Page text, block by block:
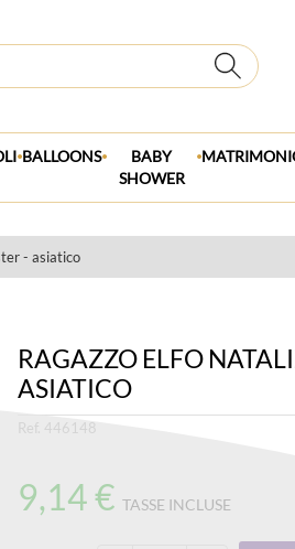
.BALLOONS.
BABY
SHOWER
.
- asiatico
RAGAZZO ELFO
ASIATICO
Ref. 446148
9,14 € TASSE INCLUSE